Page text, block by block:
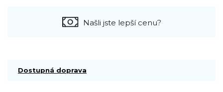
Našli jste lepší cenu?
Dostupná doprava